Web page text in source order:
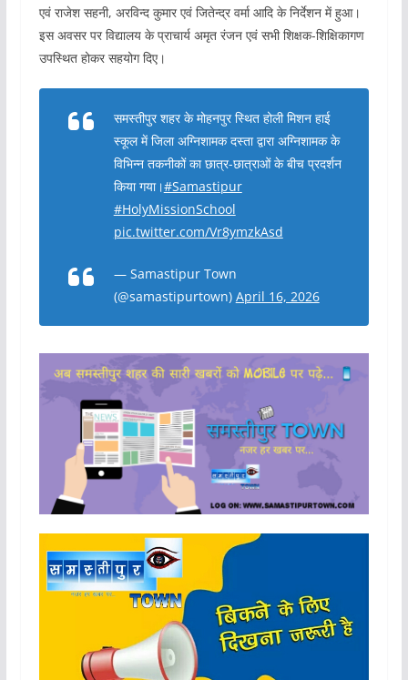
एवं राजेश सहनी, अरविन्‍द कुमार एवं जितेन्‍द्र वर्मा आदि के निर्देशन में हुआ।
इस अवसर पर विद्यालय के प्राचार्य अमृत रंजन एवं सभी शिक्षक-शिक्षिकागण
उपस्थित होकर सहयोग दिए।
समस्तीपुर शहर के मोहनपुर स्थित होली मिशन हाई
स्‍कूल में जिला अग्निशामक दस्‍ता द्वारा अग्निशामक के
विभिन्‍न तकनीकों का छात्र-छात्राओं के बीच प्रदर्शन
किया गया।#Samastipur
#HolyMissionSchool
pic.twitter.com/Vr8ymzkAsd
— Samastipur Town
(@samastipurtown) April 16, 2026